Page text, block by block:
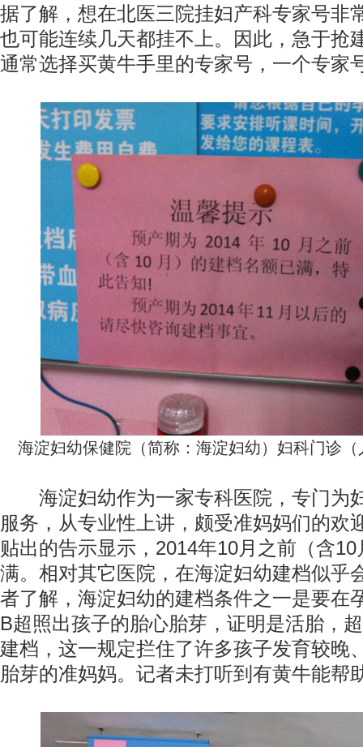
据了解，想在北医三院挂妇产科专家号非
也可能连续几天都挂不上。因此，急于抢
通常选择买黄牛手里的专家号，一个专家
海淀妇幼保健院（简称：海淀妇幼）妇科门诊
海淀妇幼作为一家专科医院，专门为
服务，从专业性上讲，颇受准妈妈们的欢
贴出的告示显示，2014年10月之前（含
满。相对其它医院，在海淀妇幼建档似乎
者了解，海淀妇幼的建档条件之一是要在
B超照出孩子的胎心胎芽，证明是活胎，
建档，这一规定拦住了许多孩子发育较晚
胎芽的准妈妈。记者未打听到有黄牛能帮